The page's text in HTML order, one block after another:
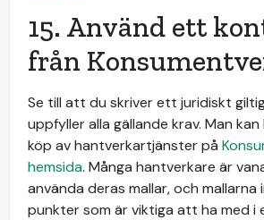
15. Använd ett
från
Se till att du skriver ett juridiskt
uppfyller alla gällande krav. Man
köp av hantverkartjänster på
hemsida. Många hantverkare är
använda deras mallar, och mallarna
punkter som är viktiga att ha med i